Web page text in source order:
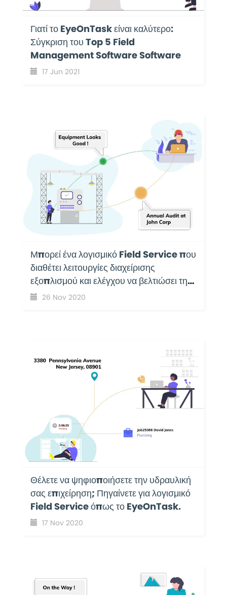
Γιατί το EyeOnTask είναι καλύτερο:
Σύγκριση του Top 5 Field
Management Software Software
17 Jun 2021
Μπορεί ένα λογισμικό Field Service που
διαθέτει λειτουργίες διαχείρισης
εξοπλισμού και ελέγχου να βελτιώσει την
παραγωγικότητα της επιχείρησής σας;
26 Nov 2020
Θέλετε να ψηφιοποιήσετε την υδραυλική
σας επιχείρηση; Πηγαίνετε για λογισμικό
Field Service όπως το EyeOnTask.
17 Nov 2020